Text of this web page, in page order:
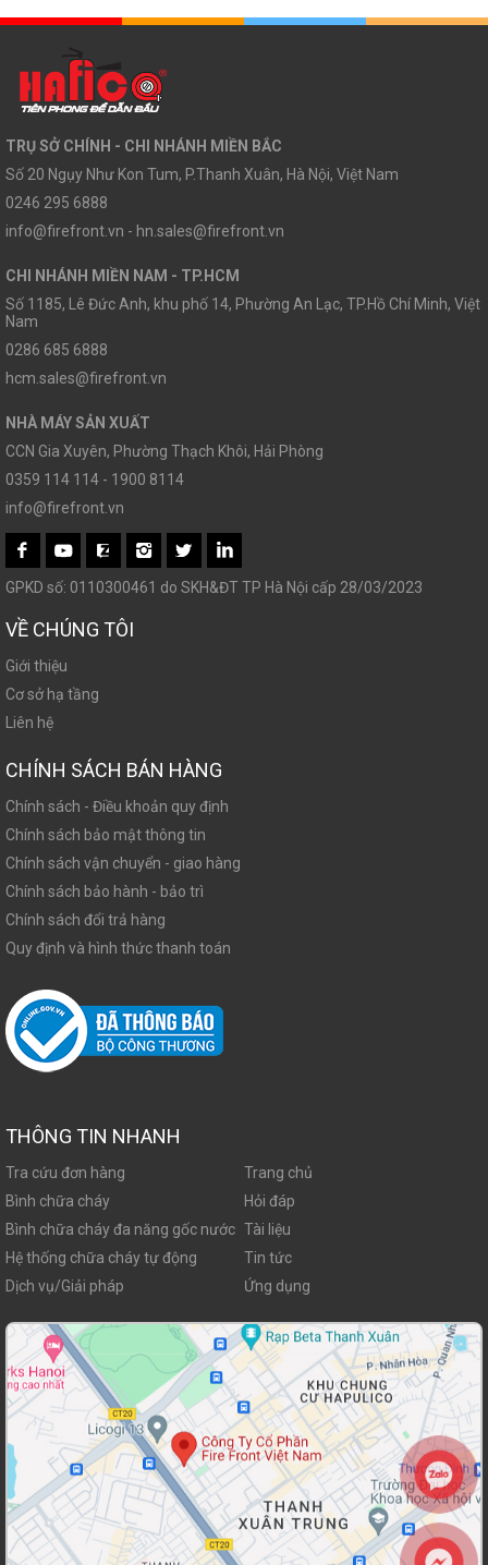
TRỤ SỞ CHÍNH - CHI NHÁNH MIỀN BẮC
Số 20 Ngụy Như Kon Tum, P.Thanh Xuân, Hà Nội, Việt Nam
0246 295 6888
info@firefront.vn - hn.sales@firefront.vn
CHI NHÁNH MIỀN NAM - TP.HCM
Số 1185, Lê Đức Anh, khu phố 14, Phường An Lạc, TP.Hồ Chí Minh, Việt
Nam
0286 685 6888
hcm.sales@firefront.vn
NHÀ MÁY SẢN XUẤT
CCN Gia Xuyên, Phường Thạch Khôi, Hải Phòng
0359 114 114 - 1900 8114
info@firefront.vn
GPKD số: 0110300461 do SKH&ĐT TP Hà Nội cấp 28/03/2023
VỀ CHÚNG TÔI
Giới thiệu
Cơ sở hạ tầng
Liên hệ
CHÍNH SÁCH BÁN HÀNG
Chính sách - Điều khoản quy định
Chính sách bảo mật thông tin
Chính sách vận chuyển - giao hàng
Chính sách bảo hành - bảo trì
Chính sách đổi trả hàng
Quy định và hình thức thanh toán
THÔNG TIN NHANH
Tra cứu đơn hàng
Trang chủ
Bình chữa cháy
Hỏi đáp
Bình chữa cháy đa năng gốc nước Tài liệu
Hệ thống chữa cháy tự động
Tin tức
Dịch vụ/Giải pháp
Ứng dụng